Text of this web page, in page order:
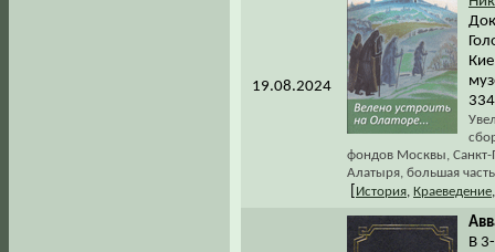
19.08.2024
фондов Москвы, Санкт-
Алатыря, большая
История Краеведение
В